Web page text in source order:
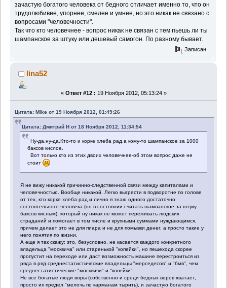
зачастую богатого человека от бедного отличает именно то, что он
трудолюбивее, упорнее, смелее и умнее, но это никак не связано с
вопросами "человечности".
Так что кто человечнее - вопрос никак не связан с тем пьешь ли ты
шампанское за штуку или дешевый самогон. По разному бывает.
Записан
lina52
« Ответ #12 : 19 Ноября 2012, 05:13:24 »
Цитата: Mike от 19 Ноября 2012, 01:49:26
Цитата: Дмитрий Н от 18 Ноября 2012, 11:34:54
Ну-да,ну-да.Кто-то и корке хлеба рад,а кому-то шампанское за 1000
баксов кислое.
Вот только кто из этих двоих человечнее-об этом вопрос даже не
стоит
Я не вижу никакой причинно-следственной связи между капиталами и
человечностью. Вообще никакой. Легко выгрести в подворотне по голове
от тех, кто корке хлеба рад и лично я знаю одного достаточно
состоятельного человека (он в состоянии считать шампанское за штуку
баксов кислым), который ну никак не может переживать людских
страданий и помогает в том числе и крупными суммами нуждающимся,
причем делает это не для пиара и не для помывки денег, а просто такие у
него понятия по жизни.
А еще я так скажу: это, безусловно, не касается каждого конкретного
владельца "москвича" или старенькой "копейки", но пешехода скорее
пропустит на переходе или даст возможность машине перестроиться из
ряда в ряд среднестатистические владельцы "мерседесов" и "бмв", чем
среднестатистические "москвичи" и "копейки".
Не все богатые люди воры (собственно и среди бедных воров хватает,
просто их предел "мелочь по карманам тырить), и зачастую богатого